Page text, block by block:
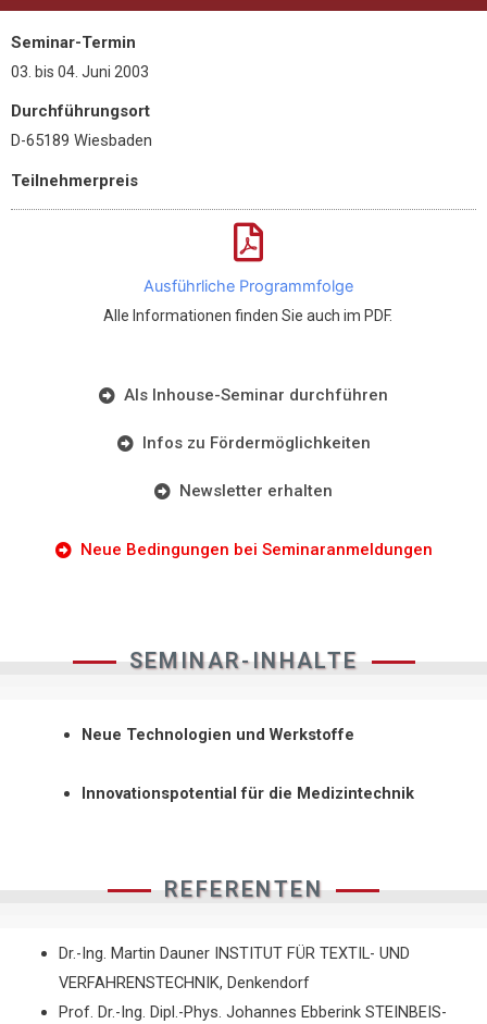
Seminar-Termin
03. bis 04. Juni 2003
Durchführungsort
D-65189 Wiesbaden
Teilnehmerpreis
Ausführliche Programmfolge
Alle Informationen finden Sie auch im PDF.
Als Inhouse-Seminar durchführen
Infos zu Fördermöglichkeiten
Newsletter erhalten
Neue Bedingungen bei Seminaranmeldungen
SEMINAR-INHALTE
Neue Technologien und Werkstoffe
Innovationspotential für die Medizintechnik
REFERENTEN
Dr.-Ing. Martin Dauner INSTITUT FÜR TEXTIL- UND
VERFAHRENSTECHNIK, Denkendorf
Prof. Dr.-Ing. Dipl.-Phys. Johannes Ebberink STEINBEIS-